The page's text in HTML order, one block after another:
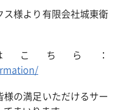
ス様より有限会社城東衛
こちら：
様の満足いただけるサー